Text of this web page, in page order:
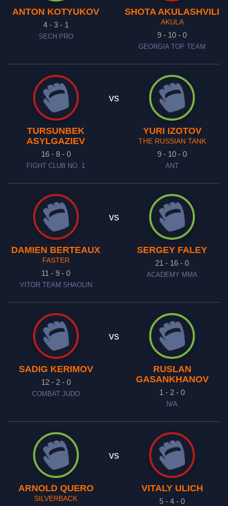
ANTON KOTYUKOV
4 - 3 - 1
SECH PRO
SHOTA AKULASHVILI
AKULA
9 - 10 - 0
GEORGIA TOP TEAM
TURSUNBEK
ASYLGAZIEV
16 - 8 - 0
FIGHT CLUB NO. 1
vs
YURI IZOTOV
THE RUSSIAN TANK
9 - 10 - 0
ANT
DAMIEN BERTEAUX
FASTER
11 - 9 - 0
VITOR TEAM SHAOLIN
vs
SERGEY FALEY
21 - 16 - 0
ACADEMY MMA
SADIG KERIMOV
12 - 2 - 0
COMBAT JUDO
vs
RUSLAN
GASANKHANOV
1 - 2 - 0
N/A
ARNOLD QUERO
SILVERBACK
vs
VITALY ULICH
5 - 4 - 0